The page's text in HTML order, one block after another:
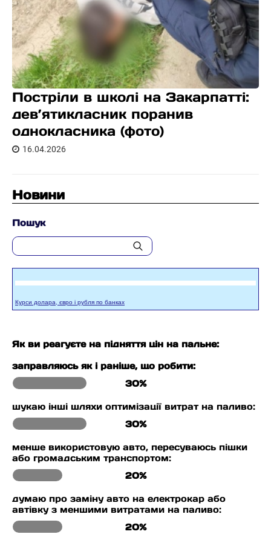
Постріли в школі на Закарпатті:
дев’ятикласник поранив
однокласника (фото)
16.04.2026
Новини
Пошук
Курси долара, євро і рубля по банках
Як ви реагуєте на підняття цін на пальне:
заправляюсь як і раніше, що робити:
30%
шукаю інші шляхи оптимізації витрат на паливо:
30%
менше використовую авто, пересуваюсь пішки
або громадським транспортом:
20%
думаю про заміну авто на електрокар або
автівку з меншими витратами на паливо:
20%